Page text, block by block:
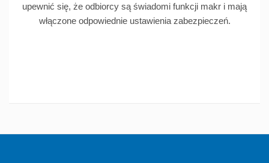
upewnić się, że odbiorcy są świadomi funkcji makr i mają
włączone odpowiednie ustawienia zabezpieczeń.